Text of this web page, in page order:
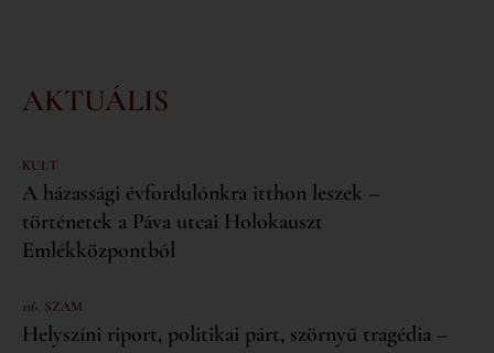
AKTUÁLIS
KULT
A házassági évfordulónkra itthon leszek –
történetek a Páva utcai Holokauszt
Emlékközpontból
116. SZÁM
Helyszíni riport, politikai párt, szörnyű tragédia –